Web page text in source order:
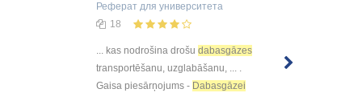
Реферат для университета
18
... kas nodrošina drošu dabasgāzes
transportēšanu, uzglabāšanu, ... .
Gaisa piesārņojums - Dabasgāzei